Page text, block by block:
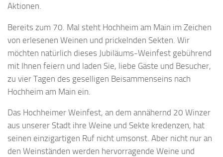
Aktionen.
Bereits zum 70. Mal steht Hochheim am Main im Zeichen
von erlesenen Weinen und prickelnden Sekten. Wir
möchten natürlich dieses Jubiläums-Weinfest gebührend
mit Ihnen feiern und laden Sie, liebe Gäste und Besucher,
zu vier Tagen des geselligen Beisammenseins nach
Hochheim am Main ein.
Das Hochheimer Weinfest, an dem annähernd 20 Winzer
aus unserer Stadt ihre Weine und Sekte kredenzen, hat
seinen einzigartigen Ruf nicht umsonst. Aber nicht nur an
den Weinständen werden hervorragende Weine und